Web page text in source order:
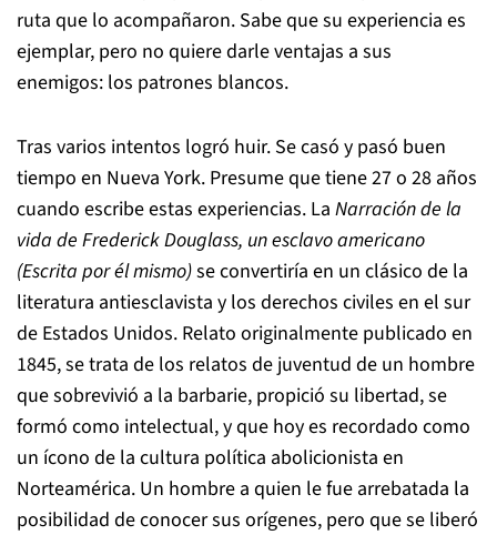
ruta que lo acompañaron. Sabe que su experiencia es
ejemplar, pero no quiere darle ventajas a sus
enemigos: los patrones blancos.
Tras varios intentos logró huir. Se casó y pasó buen
tiempo en Nueva York. Presume que tiene 27 o 28 años
cuando escribe estas experiencias. La Narración de la
vida de Frederick Douglass, un esclavo americano
(Escrita por él mismo)se convertiría en un clásico de la
literatura antiesclavista y los derechos civiles en el sur
de Estados Unidos. Relato originalmente publicado en
1845, se trata de los relatos de juventud de un hombre
que sobrevivió a la barbarie, propició su libertad, se
formó como intelectual, y que hoy es recordado como
un ícono de la cultura política abolicionista en
Norteamérica. Un hombre a quien le fue arrebatada la
posibilidad de conocer sus orígenes, pero que se liberó